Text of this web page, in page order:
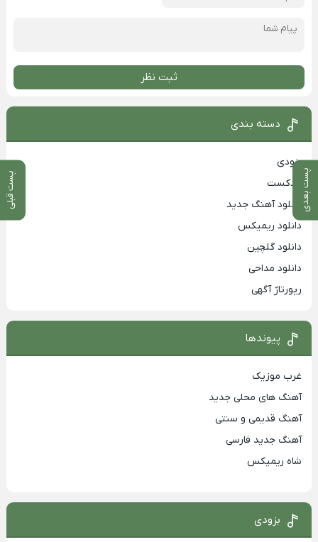
پست بعدی پست قبلی
ثبت نظر
دسته بندی
بزودی
پادکست
دانلود آهنگ جدید
دانلود ریمیکس
دانلود گلچین
دانلود مداحی
رپورتاژ آگهی
پیوندها
غرب موزیک
آهنگ های محلی جدید
آهنگ قدیمی و سنتی
آهنگ جدید فارسی
شاه ریمیکس
بزودی